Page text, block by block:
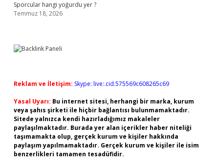
Sporcular hangi yoğurdu yer ?
Temmuz 18, 2026
Reklam ve İletişim: Skype: live:.cid.575569c608265c69
Yasal Uyarı: Bu internet sitesi, herhangi bir marka, kurum
veya şahıs şirketi ile hiçbir bağlantısı bulunmamaktadır.
Sitede yalnızca kendi hazırladığımız makaleler
paylaşılmaktadır. Burada yer alan içerikler haber niteliği
taşımamakta olup, gerçek kurum ve kişiler hakkında
paylaşım yapılmamaktadır. Gerçek kurum ve kişiler ile isim
benzerlikleri tamamen tesadüfidir.